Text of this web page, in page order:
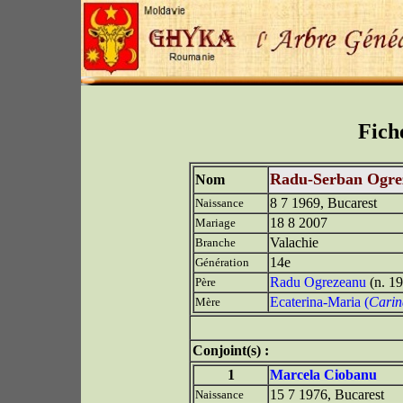
Nom Radu-Serban
Naissance 8 7 1969, Bucarest
Mariage 18 8 2007
Branche Valachie
Génération 14e
Père Radu Ogrezeanu (n.
Mère Ecaterina-Maria (
Conjoint(s) :
1
Marcela Ciobanu
Naissance
15 7 1976, Bucarest